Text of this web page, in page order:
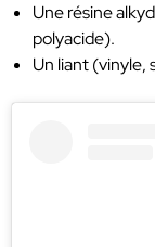
Une résine
polyacide).
Un liant (vinyle,